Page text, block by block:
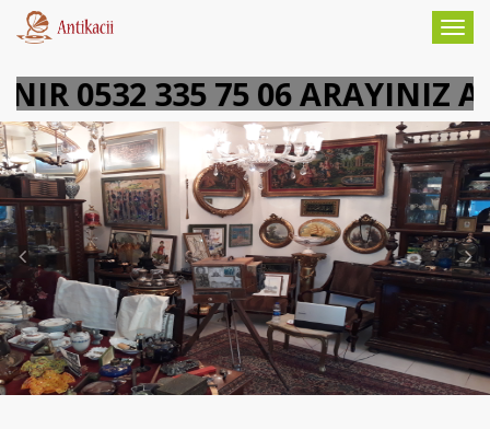
335 75 06 ARAYINIZ
Previous